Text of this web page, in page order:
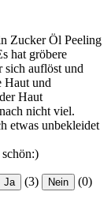
Zucker Öl Peeling
hat gröbere
sich auflöst und
Haut und
Haut
nicht viel.
etwas unbekleidet
Ja (3) Nein (0)